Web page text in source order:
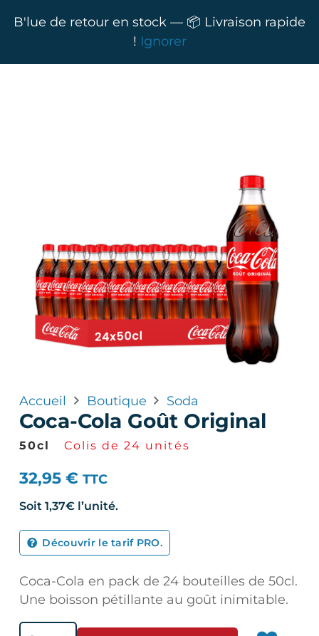
B'lue de retour en stock — 📦 Livraison rapide
! Ignorer
Accueil Boutique Soda
Coca-Cola Goût Original
50cl Colis de 24 unités
32,95 € TTC
Soit 1,37€l’unité.
Découvrir le tarif PRO.
Coca-Cola en pack de 24 bouteilles de 50cl.
Une boisson pétillante au goût inimitable.
quantité